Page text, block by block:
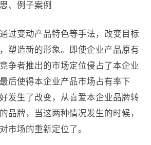
、例子案例
过变动产品特色等手法，改变目标
塑造新的形象。即使企业产品原有
争者推出的市场定位侵占了本企业
后使得本企业产品市场占有率下
发生了改变，从喜爱本企业品牌转
品牌，当这两种情况发生的时候，
市场的重新定位了。